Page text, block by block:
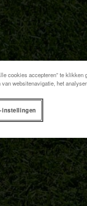
cookies accepteren” te
van websitenavigatie, het
instellingen